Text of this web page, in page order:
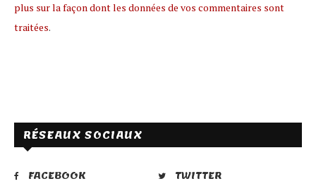
plus sur la façon dont les données de vos commentaires sont
traitées.
RÉSEAUX SOCIAUX
FACEBOOK
TWITTER